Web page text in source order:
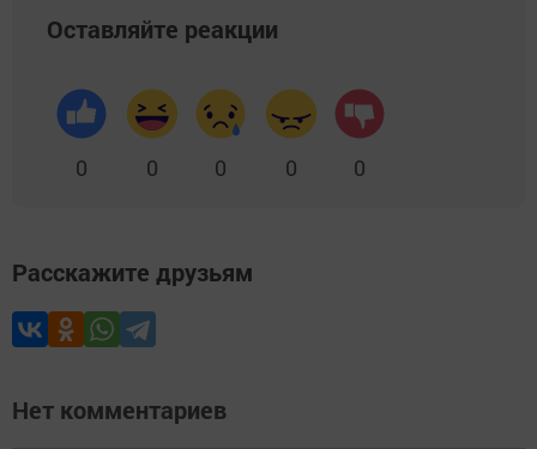
Оставляйте реакции
0 0 0 0 0
Расскажите друзьям
Нет комментариев